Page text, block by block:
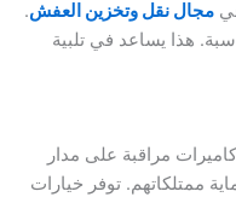
مجال نقل وتخزين العفش.
هذا يساعد في تلبية
مراقبة على مدار
ممتلكاتهم. توفر خيارات